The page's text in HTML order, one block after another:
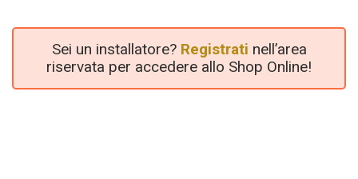
Sei un installatore? Registrati nell’area
riservata per accedere allo Shop Online!